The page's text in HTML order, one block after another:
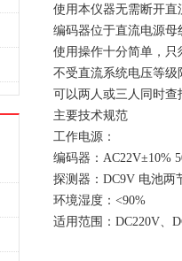
使用本仪器无需断开
编码器位于直流电源
使用操作十分简单，
不受直流系统电压等
可以两人或三人同时
主要技术规范
工作电源：
编码器：AC22V±10%
探测器：DC9V 电池两
环境湿度：<90%
适用范围：DC220V、